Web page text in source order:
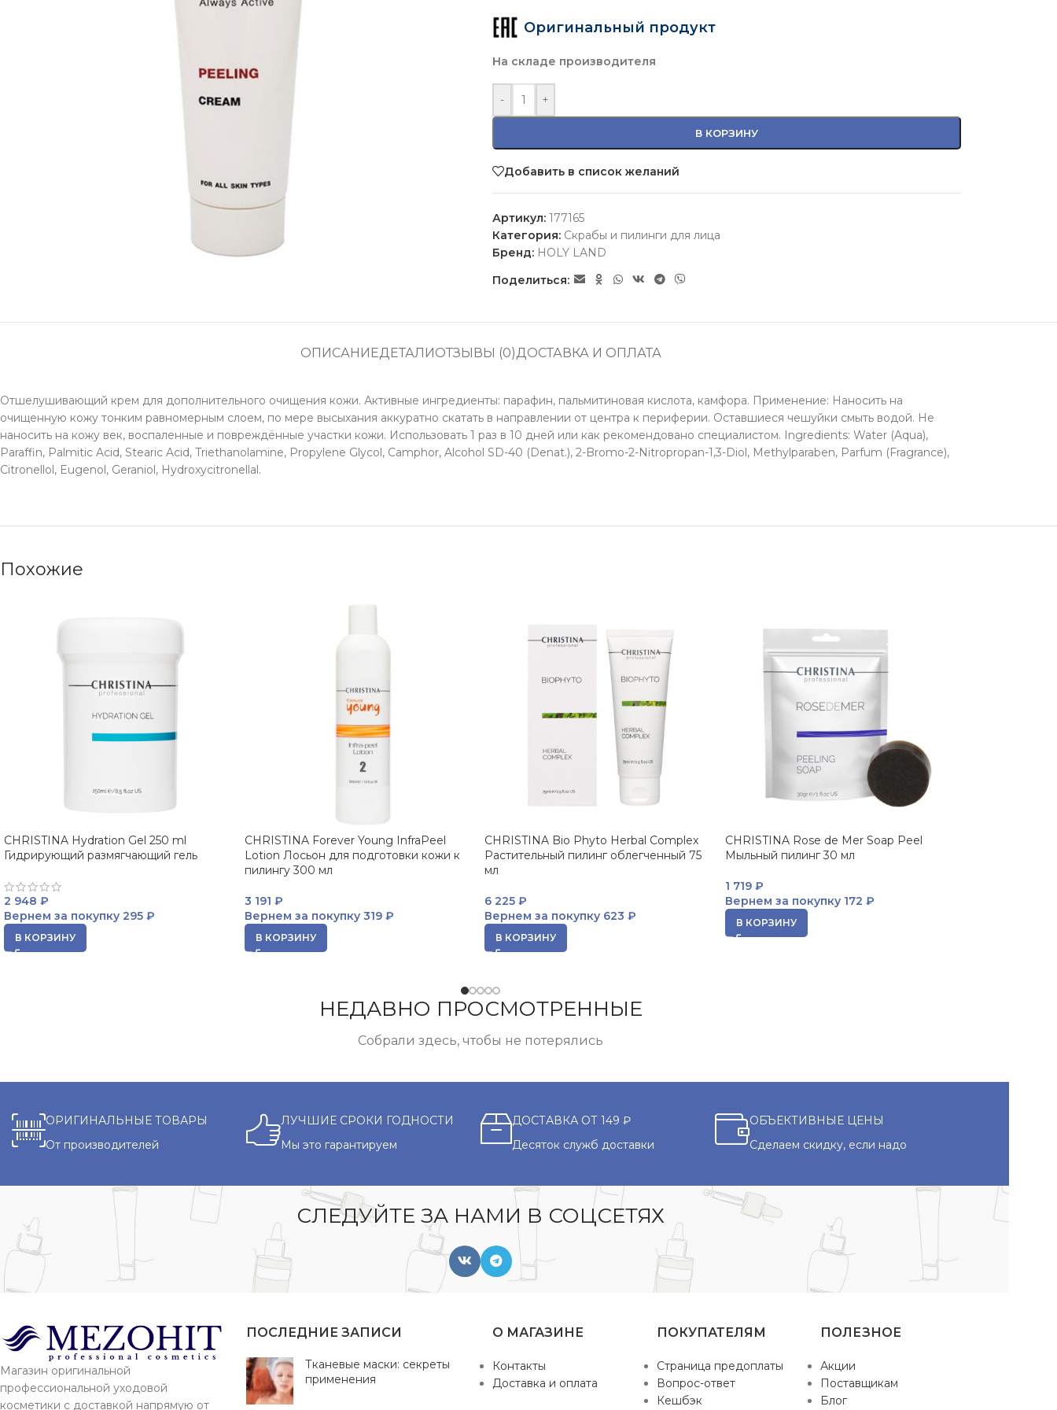
Оригинальный продукт
На складе производителя
- +
В КОРЗИНУ
Добавить в список желаний
Артикул: 177165
Категория: Скрабы и пилинги для лица
Бренд: HOLY LAND
Поделиться:
ОПИСАНИЕДЕТАЛИОТЗЫВЫ (0)ДОСТАВКА И ОПЛАТА
Отшелушивающий крем для дополнительного очищения кожи. Активные ингредиенты: парафин, пальмитиновая кислота, камфора. Применение: Наносить на
очищенную кожу тонким равномерным слоем, по мере высыхания аккуратно скатать в направлении от центра к периферии. Оставшиеся чешуйки смыть водой. Не
наносить на кожу век, воспаленные и повреждённые участки кожи. Использовать 1 раз в 10 дней или как рекомендовано специалистом. Ingredients: Water (Aqua),
Paraffin, Palmitic Acid, Stearic Acid, Triethanolamine, Propylene Glycol, Camphor, Alcohol SD-40 (Denat.), 2-Bromo-2-Nitropropan-1,3-Diol, Methylparaben, Parfum (Fragrance),
Citronellol, Eugenol, Geraniol, Hydroxycitronellal.
Похожие
CHRISTINA Hydration Gel 250 ml
Гидрирующий размягчающий гель
2 948 ₽
Вернем за покупку 295 ₽
В КОРЗИНУ
CHRISTINA Forever Young InfraPeel
Lotion Лосьон для подготовки кожи к
пилингу 300 мл
3 191 ₽
Вернем за покупку319 ₽
В КОРЗИНУ
CHRISTINA Bio Phyto Herbal Complex
Растительный пилинг облегченный 75
мл
6 225 ₽
Вернем за покупку 623 ₽
В КОРЗИНУ
CHRISTINA Rose de Mer Soap Peel
Мыльный пилинг 30 мл
1 719 ₽
Вернем за покупку172 ₽
В КОРЗИНУ
НЕДАВНО ПРОСМОТРЕННЫЕ
Собрали здесь, чтобы не потерялись
ОРИГИНАЛЬНЫЕ ТОВАРЫ
От производителей
ЛУЧШИЕ СРОКИ ГОДНОСТИ
Мы это гарантируем
ДОСТАВКА ОТ 149 ₽
Десяток служб доставки
ОБЪЕКТИВНЫЕ ЦЕНЫ
Сделаем скидку, если надо
СЛЕДУЙТЕ ЗА НАМИ В СОЦСЕТЯХ
Магазин оригинальной
профессиональной уходовой
косметики с доставкой напрямую от
ПОСЛЕДНИЕ ЗАПИСИ
Тканевые маски: секреты
применения
О МАГАЗИНЕ
Контакты
Доставка и оплата
ПОКУПАТЕЛЯМ
Страница предоплаты
Вопрос-ответ
Кешбэк
ПОЛЕЗНОЕ
Акции
Поставщикам
Блог